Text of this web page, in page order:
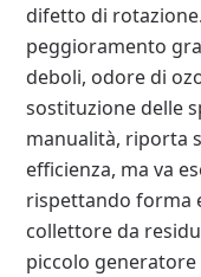
difetto di
peggioramento
deboli, odore di
sostituzione delle
manualità, riporta
efficienza, ma va
rispettando forma
collettore da
piccolo generatore